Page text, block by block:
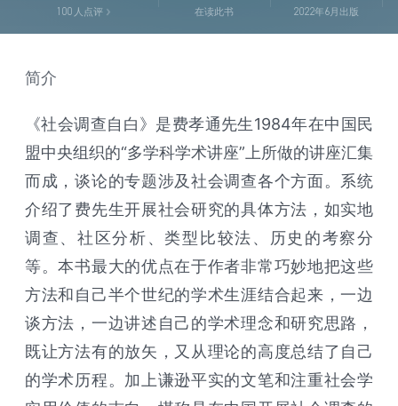
100 人点评 在读此书 2022年6月出版
简介
《社会调查自白》是费孝通先生1984年在中国民
盟中央组织的“多学科学术讲座”上所做的讲座汇集
而成，谈论的专题涉及社会调查各个方面。系统
介绍了费先生开展社会研究的具体方法，如实地
调查、社区分析、类型比较法、历史的考察分
等。本书最大的优点在于作者非常巧妙地把这些
方法和自己半个世纪的学术生涯结合起来，一边
谈方法，一边讲述自己的学术理念和研究思路，
既让方法有的放矢，又从理论的高度总结了自己
的学术历程。加上谦逊平实的文笔和注重社会学